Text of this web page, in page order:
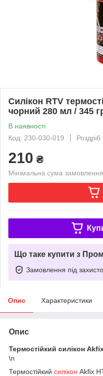
Силікон RTV
чорний 280 мл / 345
В наявності
Код: 230-030-019
Роздріб
210 ₴
Мінімальна сума
Що таке купити з
Замовлення під
Опис Характеристики
Опис
Термостійкий силікон
\n
Термостійкий силікон Akfix